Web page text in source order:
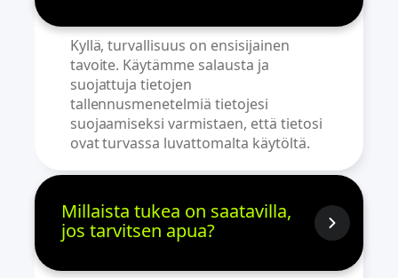
Kyllä, turvallisuus on ensisijainen
tavoite. Käytämme salausta ja
suojattuja tietojen
tallennusmenetelmiä tietojesi
suojaamiseksi varmistaen, että tietosi
ovat turvassa luvattomalta käytöltä.
Millaista tukea on saatavilla,
jos tarvitsen apua?